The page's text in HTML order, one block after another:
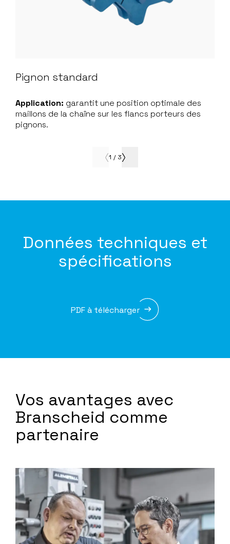
Pignon standard
Application: garantit une position optimale des
maillons de la chaîne sur les flancs porteurs des
pignons.
1 / 3
Données techniques et
spécifications
PDF à télécharger
Vos avantages avec
Branscheid comme
partenaire